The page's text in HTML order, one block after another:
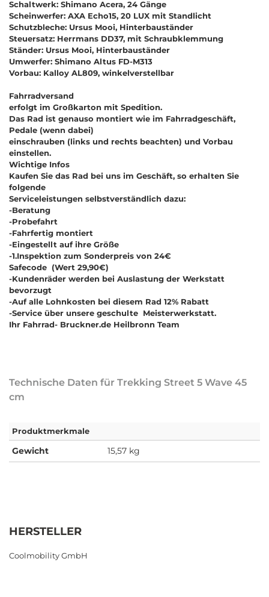
Schaltwerk: Shimano Acera, 24 Gänge
Scheinwerfer: AXA Echo15, 20 LUX mit Standlicht
Schutzbleche: Ursus Mooi, Hinterbauständer
Steuersatz: Herrmans DD37, mit Schraubklemmung
Ständer: Ursus Mooi, Hinterbauständer
Umwerfer: Shimano Altus FD-M313
Vorbau: Kalloy AL809, winkelverstellbar
Fahrradversand
erfolgt im Großkarton mit Spedition.
Das Rad ist genauso montiert wie im Fahrradgeschäft,
Pedale (wenn dabei)
einschrauben (links und rechts beachten) und Vorbau
einstellen.
Wichtige Infos
Kaufen Sie das Rad bei uns im Geschäft, so erhalten Sie
folgende
Serviceleistungen selbstverständlich dazu:
-Beratung
-Probefahrt
-Fahrfertig montiert
-Eingestellt auf ihre Größe
-1.Inspektion zum Sonderpreis von 24€
Safecode (Wert 29,90€)
-Kundenräder werden bei Auslastung der Werkstatt
bevorzugt
-Auf alle Lohnkosten bei diesem Rad 12% Rabatt
-Service über unsere geschulte Meisterwerkstatt.
Ihr Fahrrad- Bruckner.de Heilbronn Team
Technische Daten für Trekking Street 5 Wave 45
cm
Produktmerkmale
Gewicht 15,57 kg
HERSTELLER
Coolmobility GmbH